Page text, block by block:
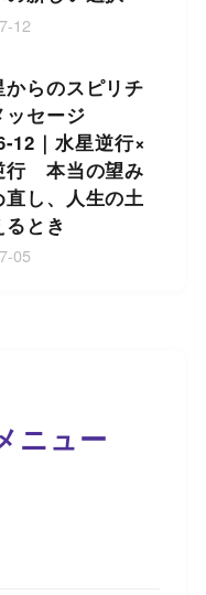
12
らのスピリチ
ッセージ
12｜水星逆行×
行 本当の望み
直し、人生の土
とき
05
ニュー